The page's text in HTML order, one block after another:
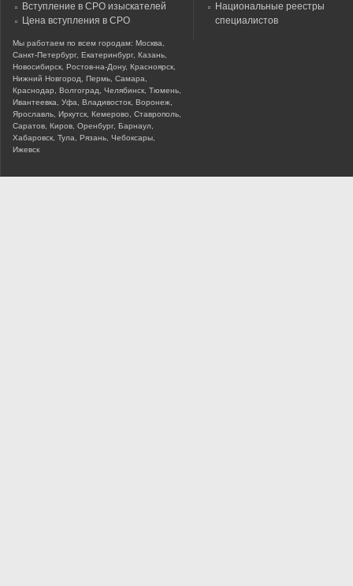
Вступление в СРО изыскателей
Цена вступления в СРО
Мы работаем по всем городам: Москва,
Санкт-Петербург, Екатеринбург, Казань,
Новосибирск, Ростов-на-Дону, Красноярск,
Нижний Новгород, Пермь, Самара,
Краснодар, Волгоград, Челябинск, Тюмень,
Ивантеевка, Уфа, Владивосток, Воронеж,
Ярославль, Иркутск, Кемерово, Ставрополь,
Саратов, Киров, Оренбург, Барнаул,
Хабаровск, Тула, Рязань, Чебоксары,
Ижевск
Национальные реестры
специалистов